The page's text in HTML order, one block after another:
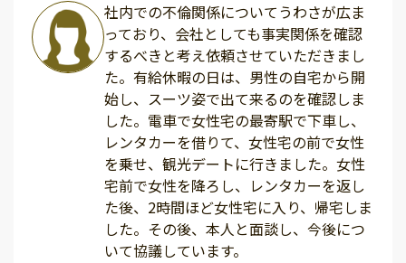
社内での不倫関係についてうわさが広ま
っており、会社としても事実関係を確認
するべきと考え依頼させていただきまし
た。有給休暇の日は、男性の自宅から開
始し、スーツ姿で出て来るのを確認しま
した。電車で女性宅の最寄駅で下車し、
レンタカーを借りて、女性宅の前で女性
を乗せ、観光デートに行きました。女性
宅前で女性を降ろし、レンタカーを返し
た後、2時間ほど女性宅に入り、帰宅しま
した。その後、本人と面談し、今後につ
いて協議しています。